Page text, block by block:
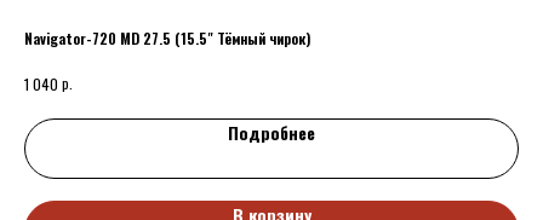
Navigator-720 MD 27.5 (15.5" Тёмный чирок)
1 040 р.
Подробнее